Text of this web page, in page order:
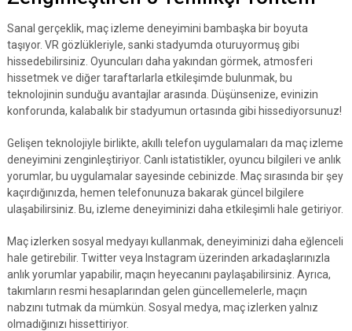
Sanal gerçeklik, maç izleme deneyimini bambaşka bir boyuta
taşıyor. VR gözlükleriyle, sanki stadyumda oturuyormuş gibi
hissedebilirsiniz. Oyuncuları daha yakından görmek, atmosferi
hissetmek ve diğer taraftarlarla etkileşimde bulunmak, bu
teknolojinin sunduğu avantajlar arasında. Düşünsenize, evinizin
konforunda, kalabalık bir stadyumun ortasında gibi hissediyorsunuz!
Gelişen teknolojiyle birlikte, akıllı telefon uygulamaları da maç izleme
deneyimini zenginleştiriyor. Canlı istatistikler, oyuncu bilgileri ve anlık
yorumlar, bu uygulamalar sayesinde cebinizde. Maç sırasında bir şey
kaçırdığınızda, hemen telefonunuza bakarak güncel bilgilere
ulaşabilirsiniz. Bu, izleme deneyiminizi daha etkileşimli hale getiriyor.
Maç izlerken sosyal medyayı kullanmak, deneyiminizi daha eğlenceli
hale getirebilir. Twitter veya Instagram üzerinden arkadaşlarınızla
anlık yorumlar yapabilir, maçın heyecanını paylaşabilirsiniz. Ayrıca,
takımların resmi hesaplarından gelen güncellemelerle, maçın
nabzını tutmak da mümkün. Sosyal medya, maç izlerken yalnız
olmadığınızı hissettiriyor.